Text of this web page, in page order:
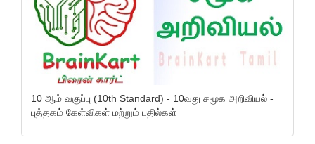
10 ஆம் வகுப்பு (10th Standard) - 10வது சமூக அறிவியல் -
புத்தகம் கேள்விகள் மற்றும் பதில்கள்